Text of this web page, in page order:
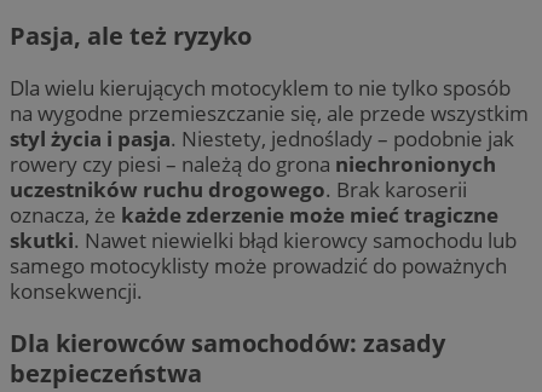
Pasja, ale też ryzyko
Dla wielu kierujących motocyklem to nie tylko sposób
na wygodne przemieszczanie się, ale przede wszystkim
styl życia i pasja. Niestety, jednoślady – podobnie jak
rowery czy piesi – należą do grona niechronionych
uczestników ruchu drogowego. Brak karoserii
oznacza, że każde zderzenie może mieć tragiczne
skutki. Nawet niewielki błąd kierowcy samochodu lub
samego motocyklisty może prowadzić do poważnych
konsekwencji.
Dla kierowców samochodów: zasady
bezpieczeństwa